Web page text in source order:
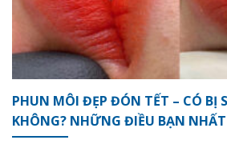
PHUN MÔI ĐẸP ĐÓN TẾT – CÓ BỊ
KHÔNG? NHỮNG ĐIỀU BẠN